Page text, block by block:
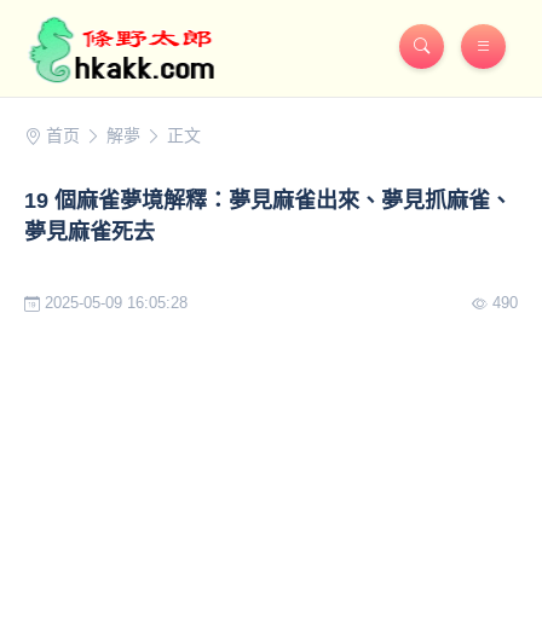
首页 解夢 正文
19 個麻雀夢境解釋：夢見麻雀出來、夢見抓麻雀、
夢見麻雀死去
2025-05-09 16:05:28 490